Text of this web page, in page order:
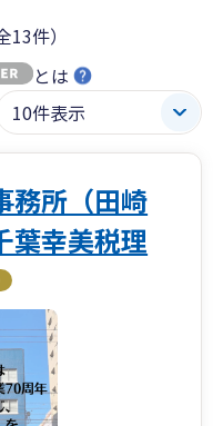
件）
とは
務所（田崎
葉幸美税理